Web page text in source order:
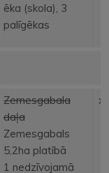
ēka (skola), 3
palīgēkas
Zemesgabala
daļa
Zemesgabals
5,2ha platībā
1 nedzīvojamā
x